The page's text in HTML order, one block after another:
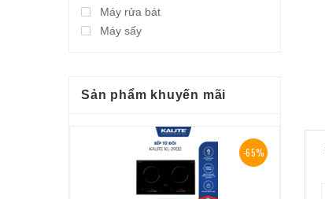
Máy rửa bát
Máy sấy
Sản phẩm khuyến mãi
-65%